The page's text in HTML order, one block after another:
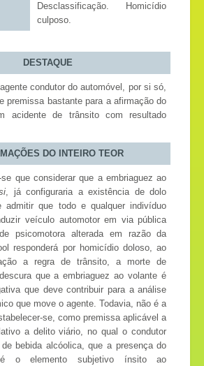
Desclassificação. Homicídio
culposo.
DESTAQUE
condutor do automóvel, por si só,
premissa bastante para a afirmação do
acidente de trânsito com resultado
DO INTEIRO TEOR
que considerar que a embriaguez ao
, já configuraria a existência de dolo
admitir que todo e qualquer indivíduo
veículo automotor em via pública
psicomotora alterada em razão da
responderá por homicídio doloso, ao
a regra de trânsito, a morte de
que a embriaguez ao volante é
que deve contribuir para a análise
que move o agente. Todavia, não é a
se, como premissa aplicável a
a delito viário, no qual o condutor
bebida alcóolica, que a presença do
o elemento subjetivo ínsito ao